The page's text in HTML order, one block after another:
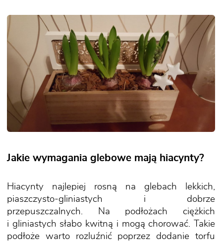
Jakie wymagania glebowe mają hiacynty?
Hiacynty najlepiej rosną na glebach lekkich,
piaszczysto-gliniastych i dobrze
przepuszczalnych. Na podłożach ciężkich
i gliniastych słabo kwitną i mogą chorować. Takie
podłoże warto rozluźnić poprzez dodanie torfu